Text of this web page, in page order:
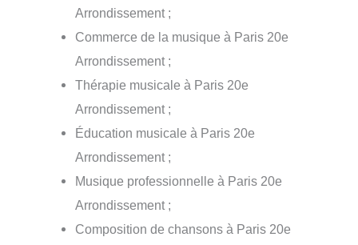
Arrondissement ;
Commerce de la musique à Paris 20e
Arrondissement ;
Thérapie musicale à Paris 20e
Arrondissement ;
Éducation musicale à Paris 20e
Arrondissement ;
Musique professionnelle à Paris 20e
Arrondissement ;
Composition de chansons à Paris 20e